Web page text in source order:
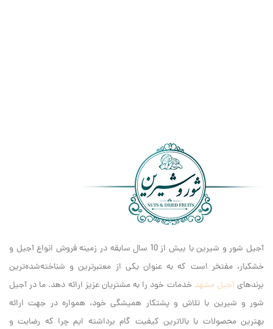
آجیل شور و شیرین با بیش از 10 سال سابقه در زمینه فروش انواع آجیل و
خشکبار، مفتخر است که به عنوان یکی از معتبرترین و شناخته‌شده‌ترین
برندهایآجیل مشهد خدمات خود را به مشتریان عزیز ارائه دهد. ما در آجیل
شور و شیرین با تلاش و پشتکار همیشگی خود، همواره در جهت ارائه
بهترین محصولات با بالاترین کیفیت گام برداشته ایم‌ چرا که رضایت و